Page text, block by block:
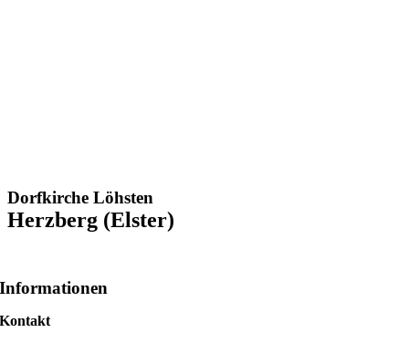
Dorfkirche Löhsten
Herzberg (Elster)
Informationen
Kontakt